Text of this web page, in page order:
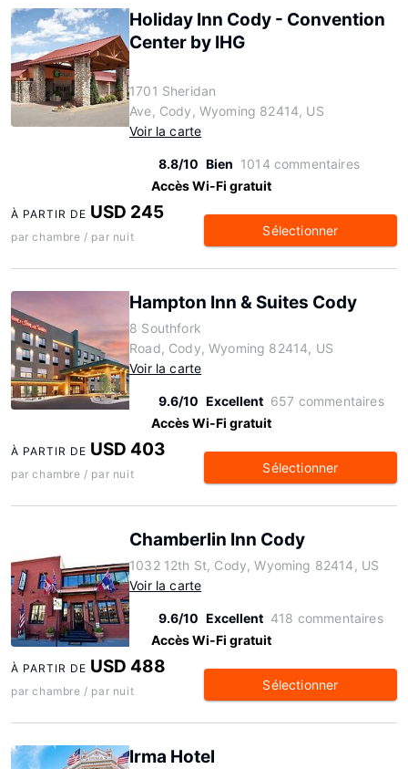
Holiday Inn Cody - Convention
Center by IHG
1701 Sheridan
Ave, Cody, Wyoming 82414, US
Voir la carte
8.8/10 Bien 1014 commentaires
Accès Wi-Fi gratuit
À PARTIR DE USD 245
par chambre / par nuit Sélectionner
Hampton Inn & Suites Cody
8 Southfork
Road, Cody, Wyoming 82414, US
Voir la carte
9.6/10 Excellent 657 commentaires
Accès Wi-Fi gratuit
À PARTIR DE USD 403
par chambre / par nuit Sélectionner
Chamberlin Inn Cody
1032 12th St, Cody, Wyoming 82414, US
Voir la carte
9.6/10 Excellent 418 commentaires
Accès Wi-Fi gratuit
À PARTIR DE USD 488
par chambre / par nuit Sélectionner
Irma Hotel